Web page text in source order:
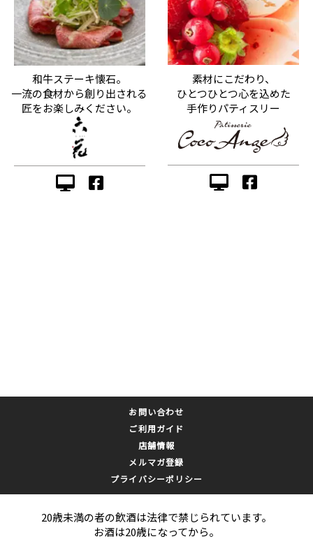
和牛ステーキ懐石。
一流の食材から創り出される
匠をお楽しみください。
素材にこだわり、
ひとつひとつ心を込めた
手作りパティスリー
お問い合わせ
ご利用ガイド
店舗情報
メルマガ登録
プライバシーポリシー
20歳未満の者の飲酒は法律で禁じられています。
お酒は20歳になってから。